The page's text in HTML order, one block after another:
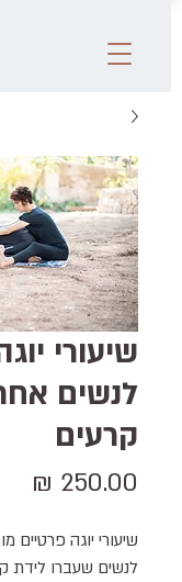
שיעורי
לנשים
קרעים
שיעורי יוגה פרטיים
לנשים שעברו לידת